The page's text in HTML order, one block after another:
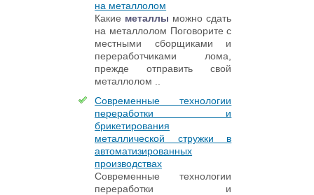
на металлолом
Какие металлы можно сдать
на металлолом Поговорите с
местными сборщиками и
переработчиками лома,
прежде отправить свой
металлолом ..
Современные технологии
переработки и
брикетирования
металлической стружки в
автоматизированных
производствах
Современные технологии
переработки и